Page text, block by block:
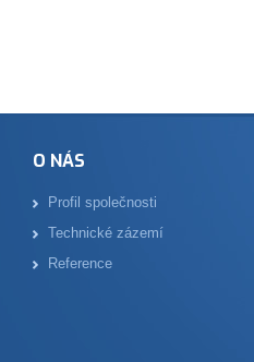
O NÁS
Profil společnosti
Technické zázemí
Reference